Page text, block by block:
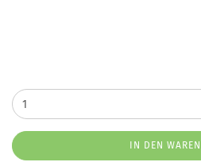
IN DEN